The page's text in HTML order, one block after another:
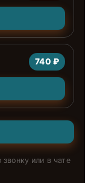
740 ₽
или в чате